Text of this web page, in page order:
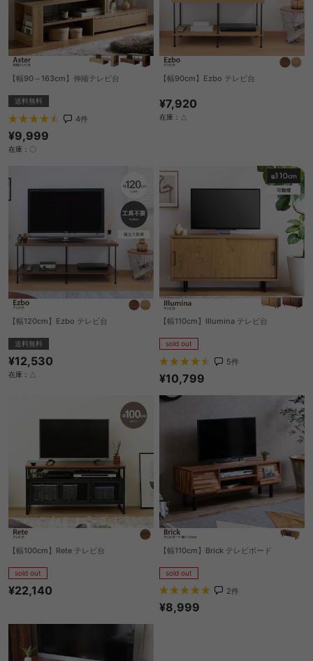
【幅90～163cm】伸縮テレビ台
送料無料
4件
¥9,999
在庫：〇
【幅90cm】Ezbo テレビ台
¥7,920
在庫：△
【幅120cm】Ezbo テレビ台
送料無料
¥12,530
在庫：△
【幅110cm】Illumina テレビ台
sold out
5件
¥10,799
【幅100cm】Rete テレビ台
sold out
¥22,140
【幅110cm】Brick テレビボード
sold out
2件
¥8,999